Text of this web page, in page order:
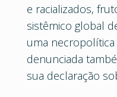
e racializados,
sistêmico global
uma necropolítica
denunciada
sua declaração